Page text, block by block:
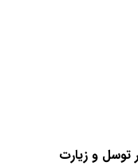
توسل و زیارت